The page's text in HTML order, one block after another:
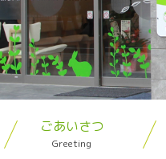
ごあいさつ
Greeting